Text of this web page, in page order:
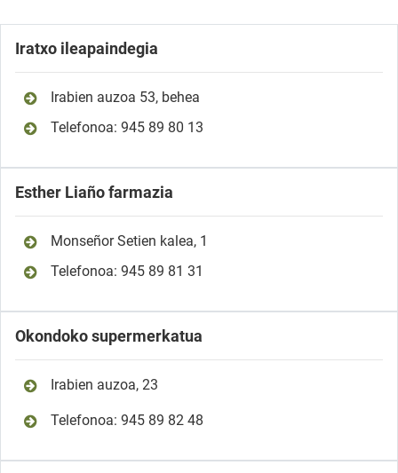
Iratxo ileapaindegia
Irabien auzoa 53, behea
Telefonoa: 945 89 80 13
Esther Liaño farmazia
Monseñor Setien kalea, 1
Telefonoa: 945 89 81 31
Okondoko supermerkatua
Irabien auzoa, 23
Telefonoa: 945 89 82 48